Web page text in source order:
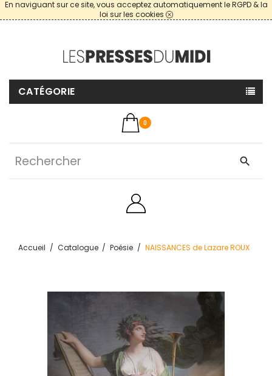
En naviguant sur ce site, vous acceptez automatiquement le RGPD & la
loi sur les cookies
CATÉGORIE
0
search
Accueil Catalogue Poésie NAISSANCES de Lazare ROUX